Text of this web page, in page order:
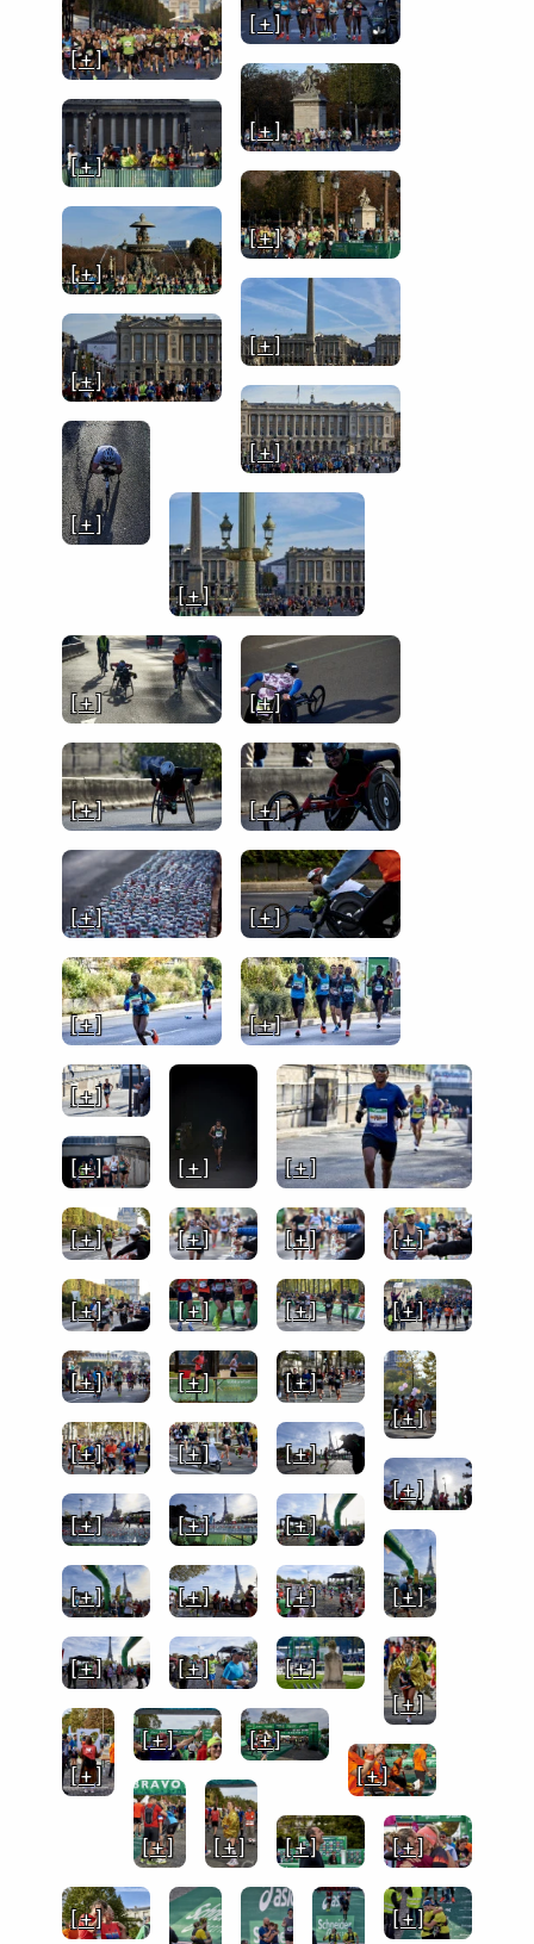
[ + ]
[ + ]
[ + ]
[ + ]
[ + ]
[ + ]
[ + ]
[ + ]
[ + ]
[ + ]
[ + ]
[ + ] [ + ]
[ + ] [ + ]
[ + ] [ + ]
[ + ] [ + ]
[ + ]
[ + ] [ + ]
[ + ]
[ + ] [ + ] [ + ] [ + ]
[ + ] [ + ] [ + ] [ + ]
[ + ] [ + ]
[ + ]
[ + ]
[ + ]
[ + ]
[ + ]
[ + ]
[ + ]
[ + ] [ + ]
[ + ]
[ + ] [ + ] [ + ]
[ + ] [ + ]
[ + ]
[ + ]
[ + ]
[ + ]
[ + ]
[ + ]
[ + ] [ + ] [ + ] [ + ]
[ + ]
[ + ]